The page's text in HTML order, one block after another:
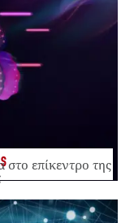
επίκεντρο της